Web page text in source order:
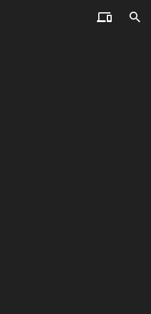
 